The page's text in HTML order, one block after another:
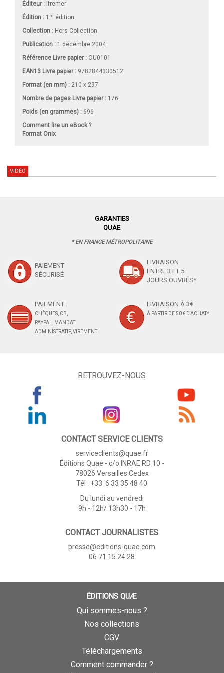
Éditeur : Ifremer
Édition : 1 re édition
Collection : Hors Collection
Publication : 1 décembre 2004
Référence Livre papier : OU0101
EAN13 Livre papier : 9782844330512
Format (en mm) : 210 x 297
Nombre de pages Livre papier: 176
Poids (en grammes) : 696
Comment lire un eBook ?
Format Onix
VIDÉO
GARANTIES
QUAE
* EN FRANCE MÉTROPOLITAINE
PAIEMENT
SÉCURISÉ
LIVRAISON
ENTRE 3 ET 5
JOURS OUVRÉS*
PAIEMENT :
CHÈQUES, CB,
PAYPAL, MANDAT
ADMINISTRATIF, VIREMENT
LIVRAISON À 3€
À PARTIR DE 50 € D'ACHAT*
RETROUVEZ-NOUS
CONTACT SERVICE CLIENTS
serviceclients@quae.fr
Éditions Quae - c/o INRAE RD 10 -
78026 Versailles Cedex
Tél : +33 6 33 35 48 40
Du lundi au vendredi
9h - 12h/ 13h30 - 17h
CONTACT JOURNALISTES
presse@editions-quae.com
06 71 15 24 28
ÉDITIONS QUÆ
Qui sommes-nous ?
Nos collections
CGV
Téléchargements
Comment commander ?